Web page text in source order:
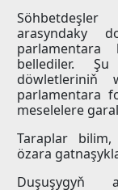
arasyndaky
parlamentara
bellediler.
döwletleriniň
parlamentara
meselelere
Taraplar
özara
Duşuşygyň